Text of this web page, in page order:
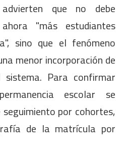
que no debe
"más estudiantes
sino que el fenómeno
menor incorporación de
Para confirmar
escolar se
por cohortes,
de la matrícula por